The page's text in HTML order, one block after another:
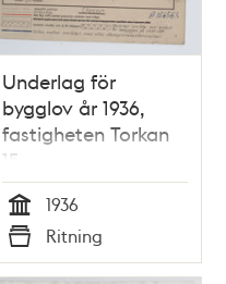
Underlag för
bygglov år 1936,
fastigheten Torkan
15
Tid
1936
Typ
Ritning